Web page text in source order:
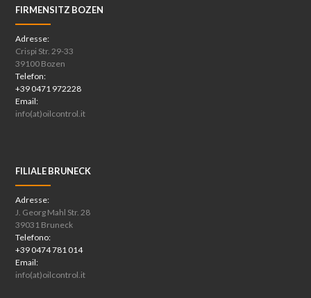
FIRMENSITZ BOZEN
Adresse:
Crispi Str. 29-33
39100 Bozen
Telefon:
+39 0471 972228
Email:
info(at)oilcontrol.it
FILIALE BRUNECK
Adresse:
J. Georg Mahl Str. 28
39031 Bruneck
Telefono:
+39 0474 781 014
Email:
info(at)oilcontrol.it